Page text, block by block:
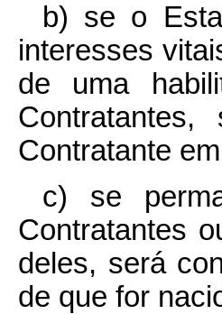
b) se o
interesses
de uma
Contratante
c) se
Contratantes
deles, será
de que for